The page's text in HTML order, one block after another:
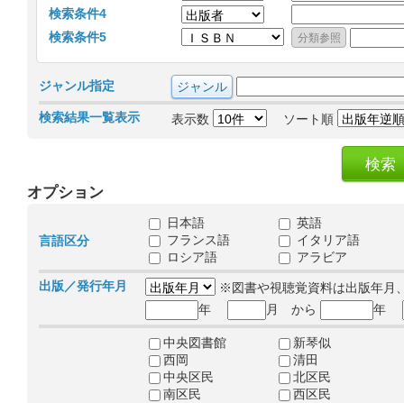
検索条件4
検索条件5
ジャンル指定
検索結果一覧表示 表示数 ソート順
オプション
言語区分
日本語
英語
フランス語
イタリア語
ロシア語
アラビア
出版／発行年月
※図書や視聴覚資料は出版年月
年
月 から 年
中央図書館
新琴似
西岡
清田
中央区民
北区民
南区民
西区民